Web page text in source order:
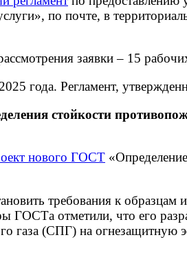
по почте, в
заявки – 15
2025 года. Регламент,
стойкости
нового ГОСТ
требования к
отметили, что его
газа (СПГ) на огнезащитную